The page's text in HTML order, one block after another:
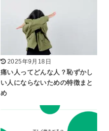
2025年9月18日
痛い人ってどんな人？恥ずかし
い人にならないための特徴まと
め